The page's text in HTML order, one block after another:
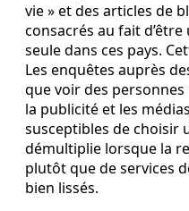
vie » et des articles de
consacrés au fait
seule dans ces pays.
Les enquêtes auprès
que voir des
la publicité et les
susceptibles de choisir
démultiplie lorsque la
plutôt que de services
bien lissés.